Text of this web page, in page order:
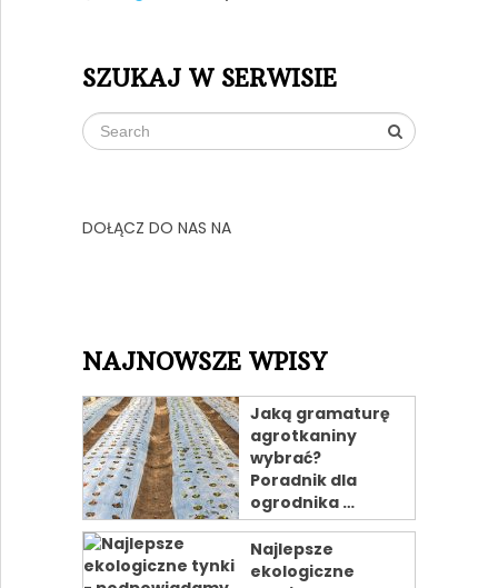
SZUKAJ W SERWISIE
DOŁĄCZ DO NAS NA
NAJNOWSZE WPISY
Jaką gramaturę
agrotkaniny
wybrać?
Poradnik dla
ogrodnika …
Najlepsze
ekologiczne